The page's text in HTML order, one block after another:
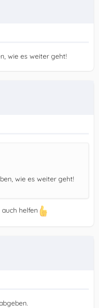
wie es weiter geht!
wie es weiter geht!
helfen